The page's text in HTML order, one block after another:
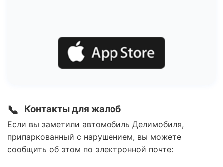
📞 Контакты для жалоб
Если вы заметили автомобиль Делимобиля,
припаркованный с нарушением, вы можете
сообщить об этом по электронной почте: